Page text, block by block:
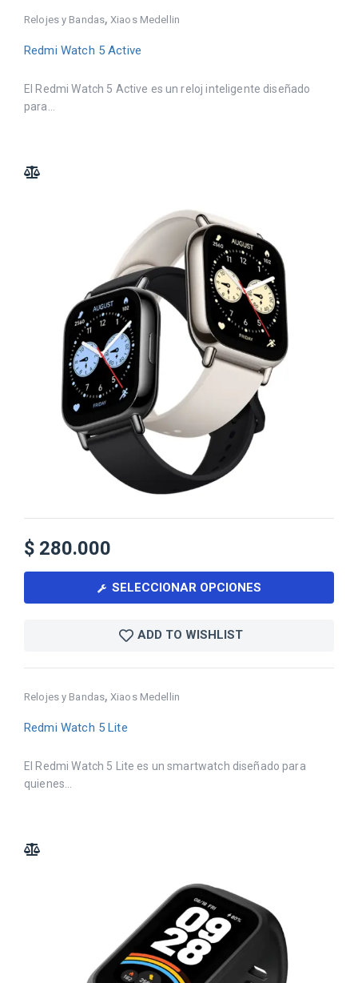
Relojes y Bandas,Xiaos Medellin
Redmi Watch 5 Active
El Redmi Watch 5 Active es un reloj inteligente diseñado
para...
Relojes y Bandas,Xiaos Medellin
Redmi Watch 5 Lite
El Redmi Watch 5 Lite es un smartwatch diseñado para
quienes...
$ 280.000
SELECCIONAR OPCIONES
ADD TO WISHLIST